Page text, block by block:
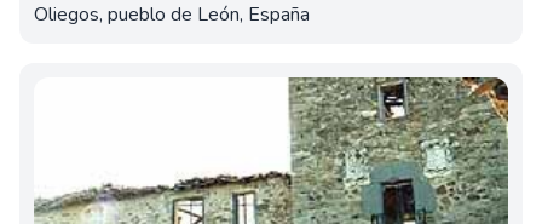
Oliegos, pueblo de León, España